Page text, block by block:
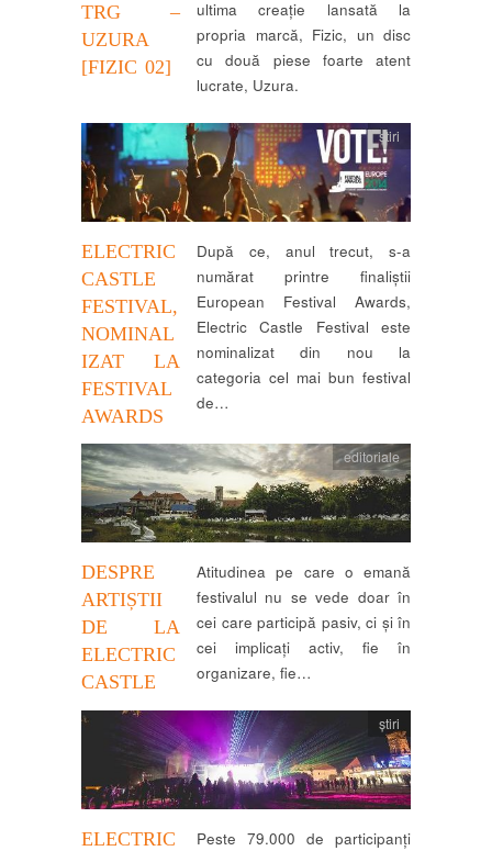
TRG –
UZURA
[FIZIC 02]
ultima creație lansată la
propria marcă, Fizic, un disc
cu două piese foarte atent
lucrate, Uzura.
ELECTRIC
CASTLE
FESTIVAL,
NOMINAL
IZAT LA
FESTIVAL
AWARDS
știri
După ce, anul trecut, s-a
numărat printre finaliștii
European Festival Awards,
Electric Castle Festival este
nominalizat din nou la
categoria cel mai bun festival
de…
DESPRE
ARTIȘTII
DE LA
ELECTRIC
CASTLE
editoriale
Atitudinea pe care o emană
festivalul nu se vede doar în
cei care participă pasiv, ci și în
cei implicați activ, fie în
organizare, fie…
ELECTRIC
știri
Peste 79.000 de participanți